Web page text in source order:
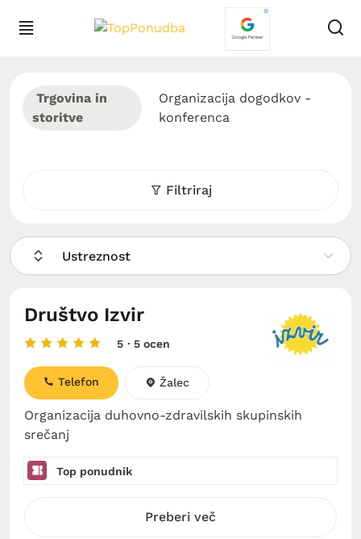
Trgovina in
storitve
Organizacija dogodkov -
konferenca
Filtriraj
Ustreznost
Društvo Izvir
5 · 5 ocen
Organizacija duhovno-zdravilskih skupinskih
srečanj
Telefon Žalec
Top ponudnik
Preberi več